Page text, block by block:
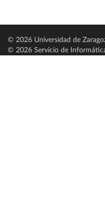
© 2026 Universidad de
© 2026 Servicio de